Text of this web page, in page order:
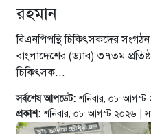
রহমান
বিএনপিপন্থি চিকিৎসকদের
বাংলাদেশের (ড্যাব) ৩৭তম
চিকিৎসক...
সর্বশেষ আপডেট:শনিবার, ০৮
প্রকাশ:শনিবার, ০৮ আগস্ট ২০২৬ |